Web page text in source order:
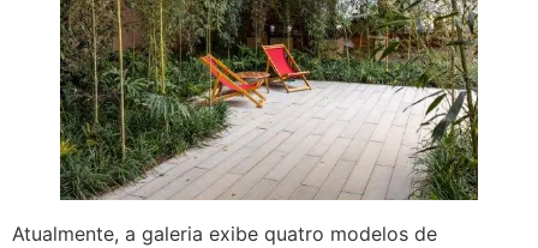
Atualmente, a galeria exibe quatro modelos de